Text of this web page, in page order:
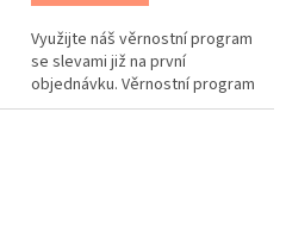
Využijte náš věrnostní program
se slevami již na první
objednávku. Věrnostní program